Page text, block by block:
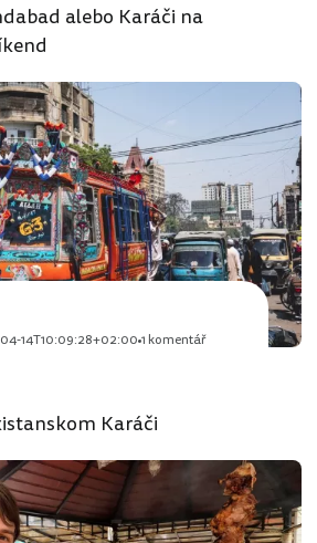
alebo Karáči na
14T10:09:28+02:00 1 komentář
Karáči